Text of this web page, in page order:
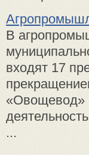
В
входят 17
«Овощевод»
...